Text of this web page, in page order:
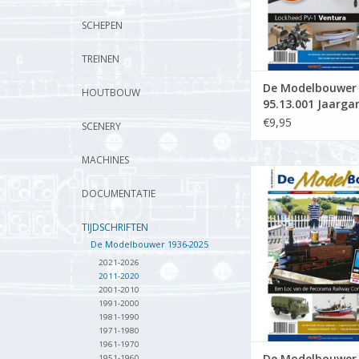
SCHEPEN
TREINEN
HOUTBOUW
SCENERY
MACHINES
DOCUMENTATIE
TIJDSCHRIFTEN
De Modelbouwer 1936-2025
2021-2026
2011-2020
2001-2010
1991-2000
1981-1990
1971-1980
1961-1970
De Modelbouwer
95.13.001
Modelbouwer"
€9,95
De Modelbouwer
Jaargang "De
Editie : 13.005
TOEVOEGEN AAN